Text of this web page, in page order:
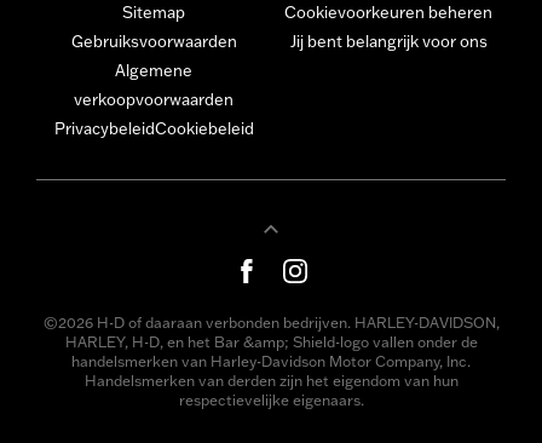
Sitemap
Gebruiksvoorwaarden
Algemene
verkoopvoorwaarden
PrivacybeleidCookiebeleid
Cookievoorkeuren beheren
Jij bent belangrijk voor ons
©2026 H-D of daaraan verbonden bedrijven. HARLEY-DAVIDSON,
HARLEY, H-D, en het Bar &amp; Shield-logo vallen onder de
handelsmerken van Harley-Davidson Motor Company, Inc.
Handelsmerken van derden zijn het eigendom van hun
respectievelijke eigenaars.